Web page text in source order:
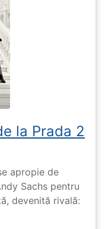
la Prada 2
apropie de
Sachs pentru
devenită rivală: